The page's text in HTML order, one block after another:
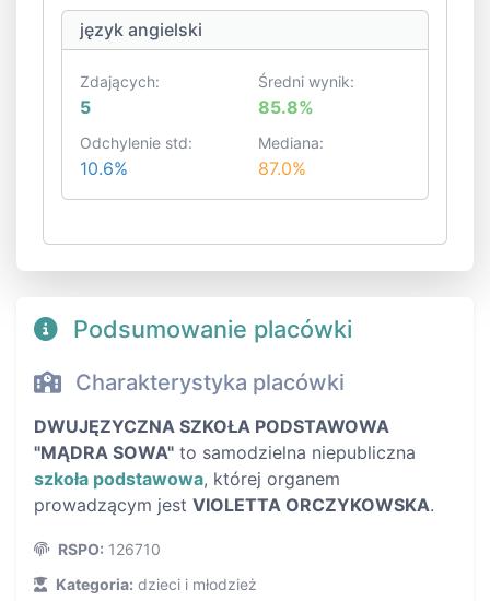
język angielski
Zdających:
5
Średni wynik:
85.8%
Odchylenie std:
10.6%
Mediana:
87.0%
Podsumowanie placówki
Charakterystyka placówki
DWUJĘZYCZNA SZKOŁA PODSTAWOWA
"MĄDRA SOWA" to samodzielna niepubliczna
szkoła podstawowa, której organem
prowadzącym jest VIOLETTA ORCZYKOWSKA.
RSPO: 126710
Kategoria: dzieci i młodzież